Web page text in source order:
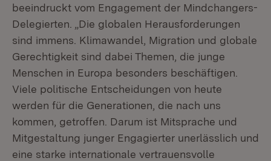
beeindruckt vom Engagement der Mindchangers-
Delegierten. „Die globalen Herausforderungen
sind immens. Klimawandel, Migration und globale
Gerechtigkeit sind dabei Themen, die junge
Menschen in Europa besonders beschäftigen.
Viele politische Entscheidungen von heute
werden für die Generationen, die nach uns
kommen, getroffen. Darum ist Mitsprache und
Mitgestaltung junger Engagierter unerlässlich und
eine starke internationale vertrauensvolle